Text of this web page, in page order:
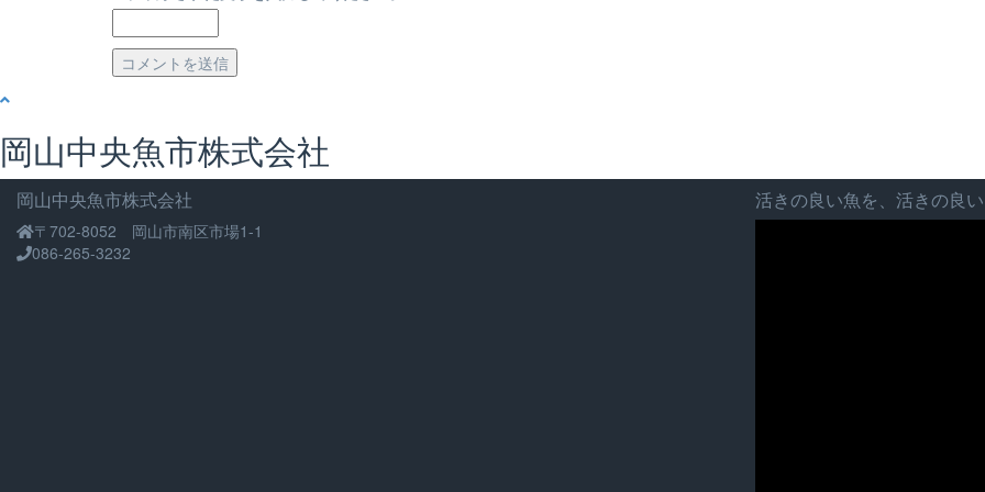
岡山中央魚市株式会社
岡山中央魚市株式会社
〒702-8052 岡山市南区市場1-1
086-265-3232
活きの良い魚を、活きの良